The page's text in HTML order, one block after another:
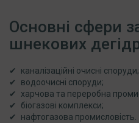
Основні сфери
шнекових
каналізаційні очисні споруди;
водоочисні споруди;
харчова та переробна
біогазові комплекси;
нафтогазова промисловість.